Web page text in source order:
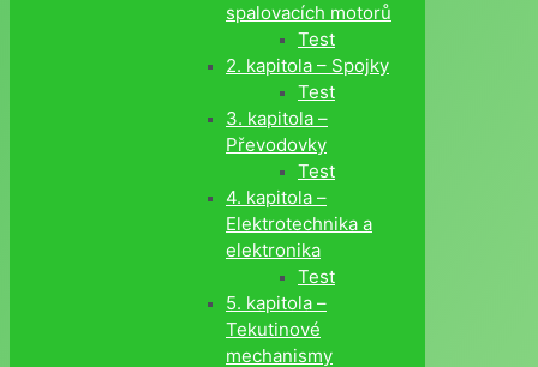
spalovacích motorů
Test
2. kapitola – Spojky
Test
3. kapitola –
Převodovky
Test
4. kapitola –
Elektrotechnika a
elektronika
Test
5. kapitola –
Tekutinové
mechanismy